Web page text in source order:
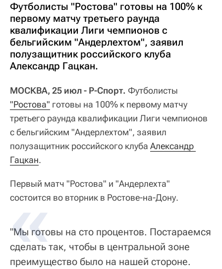
Футболисты "Ростова" готовы на 100% к
первому матчу третьего раунда
квалификации Лиги чемпионов с
бельгийским "Андерлехтом", заявил
полузащитник российского клуба
Александр Гацкан.
МОСКВА, 25 июл - Р-Спорт. Футболисты
"Ростова" готовы на 100% к первому матчу
третьего раунда квалификации Лиги чемпионов
с бельгийским "Андерлехтом", заявил
полузащитник российского клуба Александр
Гацкан.
Первый матч "Ростова" и "Андерлехта"
состоится во вторник в Ростове-на-Дону.
"Мы готовы на сто процентов. Постараемся
сделать так, чтобы в центральной зоне
преимущество было на нашей стороне.